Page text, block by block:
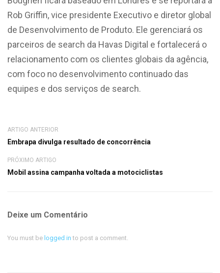
Rob Griffin, vice presidente Executivo e diretor global
de Desenvolvimento de Produto. Ele gerenciará os
parceiros de search da Havas Digital e fortalecerá o
relacionamento com os clientes globais da agência,
com foco no desenvolvimento continuado das
equipes e dos serviços de search.
ARTIGO ANTERIOR
Embrapa divulga resultado de concorrência
PRÓXIMO ARTIGO
Mobil assina campanha voltada a motociclistas
Deixe um Comentário
You must be logged in to post a comment.